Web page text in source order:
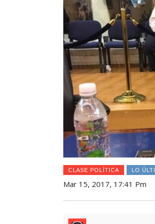
CLASE POLÍTICA LO
Mar 15, 2017, 17:41 Pm